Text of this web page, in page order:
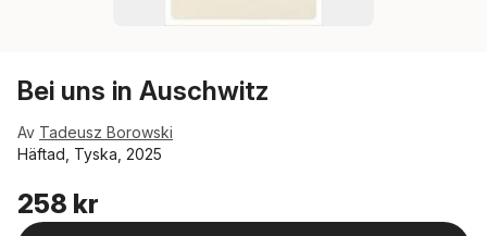
Bei uns in Auschwitz
Av Tadeusz Borowski
Häftad, Tyska, 2025
258 kr